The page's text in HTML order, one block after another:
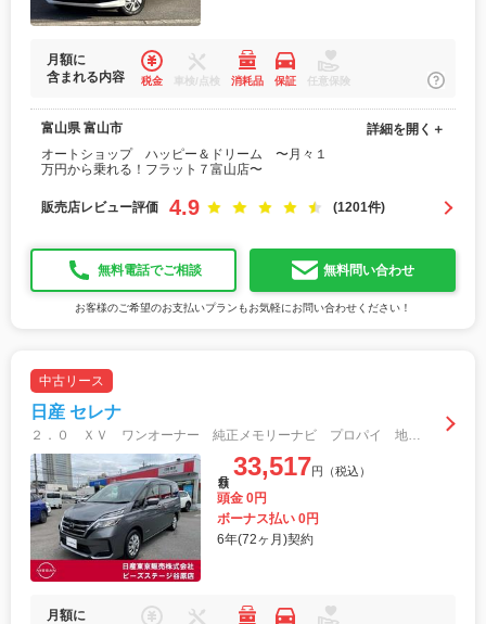
月額に
含まれる内容
税金 車検/点検 消耗品 保証 任意保険
富山県 富山市
オートショップ ハッピー＆ドリーム 〜月々１
万円から乗れる！フラット７富山店〜
詳細を開く＋
販売店レビュー評価 4.9 (1201件)
無料電話でご相談 無料問い合わせ
お客様のご希望のお支払いプランもお気軽にお問い合わせください！
中古リース
日産 セレナ
２．０ ＸＶ ワンオーナー 純正メモリーナビ プロパイ 地デジＴＶ ワンオナ Ｂカメラ ウォークスルー レーダークルーズコントロール レーンアシスト オートマチックハイビーム ＰＷ スマートキー ＥＴＣ Ｉストップ
33,517円（税込）
頭金 0円
ボーナス払い 0円
6年(72ヶ月)契約
月額に